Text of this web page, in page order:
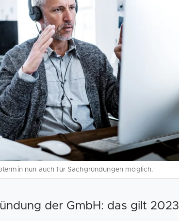
nun auch für Sachgründungen möglich.
der GmbH: das gilt 2023